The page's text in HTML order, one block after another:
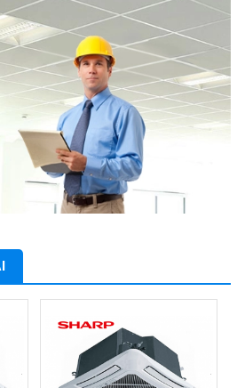
Những Vật Tư Cần Có
Khi Thi Công Ống
Đồng Máy Lạnh Âm